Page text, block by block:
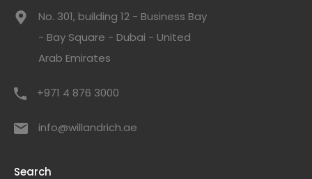
No. 301, building 12 - Business Bay
- Bay Square - Dubai - United
Arab Emirates
+971 4 876 3000
info@willandrich.ae
Search